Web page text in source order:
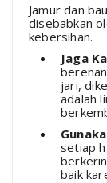
Jamur dan
disebabkan
kebersihan.
Jaga
jari,
adalah
setiap
baik